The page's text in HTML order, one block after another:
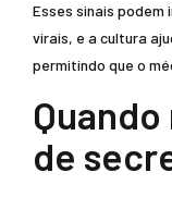
Esses sinais
virais, e a cultura
permitindo que o
de